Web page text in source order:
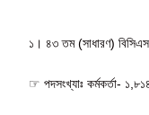
১। ৪৩ তম (সাধারণ)
☞ পদসংখ্যাঃ কর্মকর্তা-